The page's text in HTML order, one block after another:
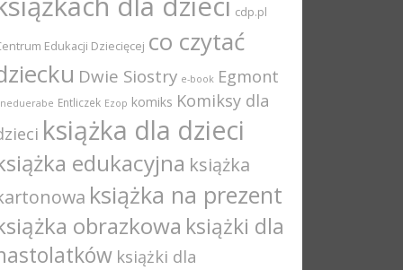
cdp.pl
Edukacji Dziecięcej co czytać
Dwie Siostry e-book Egmont
Entliczek Ezop komiks Komiksy dla
książka dla dzieci
edukacyjna książka
książka na prezent
obrazkowa książki dla
książki dla